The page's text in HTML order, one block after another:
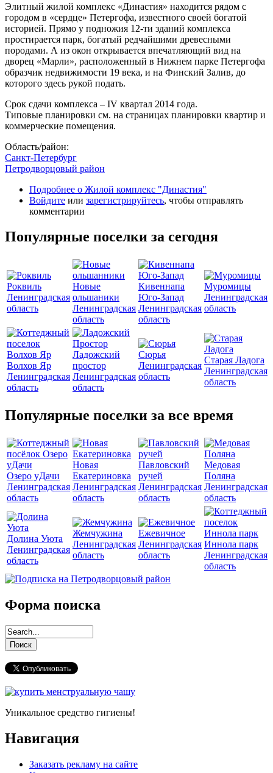
Элитный жилой комплекс «Династия» находится рядом с
городом в «сердце» Петергофа, известного своей богатой
историей. Прямо у подножия 12-ти зданий комплекса
простирается парк, богатый редчайшими древесными
породами. А из окон открывается впечатляющий вид на
дворец «Марли», расположенный в Нижнем парке Петергофа
образчик недвижимости 19 века, и на Финский Залив, до
которого здесь рукой подать.
Срок сдачи комплекса – IV квартал 2014 года.
Типовые планировки см. на страницах планировки квартир и
коммерческие помещения.
Область/район:
Санкт-Петербург
Петродворцовый район
Подробнее о Жилой комплекс "Династия"
Войдите или зарегистрируйтесь, чтобы отправлять
комментарии
Популярные поселки за сегодня
Роквиль
Ленинградская
область
Новые
ольшаники
Ленинградская
область
Кивеннапа
Юго-Запад
Ленинградская
область
Муромицы
Ленинградская
область
Волхов Яр
Ленинградская
область
Ладожский
простор
Ленинградская
область
Сюрья
Ленинградская
область
Старая Ладога
Ленинградская
область
Популярные поселки за все время
Озеро уДачи
Ленинградская
область
Новая
Екатериновка
Ленинградская
область
Павловский
ручей
Ленинградская
область
Медовая
Поляна
Ленинградская
область
Долина Уюта
Ленинградская
область
Жемчужина
Ленинградская
область
Ежевичное
Ленинградская
область
Иннола парк
Ленинградская
область
Форма поиска
Уникальное средство гигиены!
Навигация
Заказать рекламу на сайте